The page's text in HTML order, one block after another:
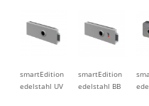
smartEdition
edelstahl UV
smartEdition
edelstahl BB